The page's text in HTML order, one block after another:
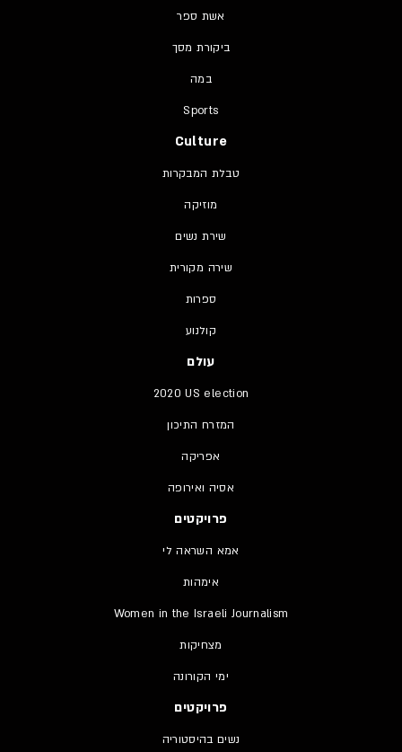
אשת ספר
ביקורת מסך
במה
Sports
Culture
טבלת המבקרות
מוזיקה
שירת נשים
שירה מקורית
ספרות
קולנוע
עולם
2020 US election
המזרח התיכון
אפריקה
אסיה ואירופה
פרויקטים
אמא השראה לי
אימהות
Women in the Israeli Journalism
מצחיקות
ימי הקורונה
פרויקטים
נשים בהיסטוריה